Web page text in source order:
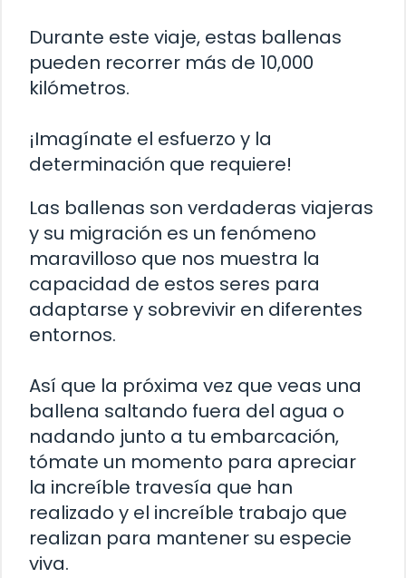
Durante este viaje, estas ballenas
pueden recorrer más de 10,000
kilómetros.
¡Imagínate el esfuerzo y la
determinación que requiere!
Las ballenas son verdaderas viajeras
y su migración es un fenómeno
maravilloso que nos muestra la
capacidad de estos seres para
adaptarse y sobrevivir en diferentes
entornos.
Así que la próxima vez que veas una
ballena saltando fuera del agua o
nadando junto a tu embarcación,
tómate un momento para apreciar
la increíble travesía que han
realizado y el increíble trabajo que
realizan para mantener su especie
viva.